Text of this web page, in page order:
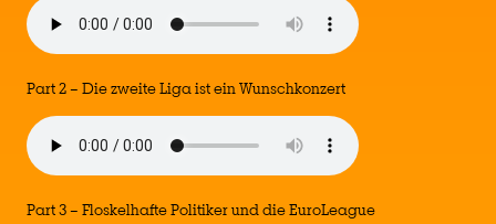
Part 2 – Die zweite Liga ist ein Wunschkonzert
Part 3 – Floskelhafte Politiker und die EuroLeague